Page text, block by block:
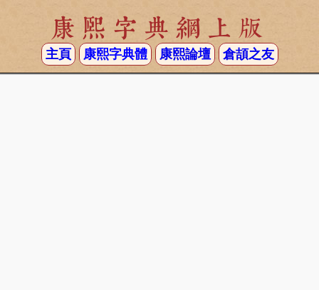
康熙字典網上版
主頁 康熙字典體 康熙論壇 倉頡之友